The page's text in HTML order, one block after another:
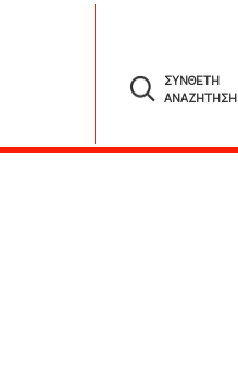
ΣΥΝΘΕΤΗ
ΑΝΑΖΗΤΗΣΗ